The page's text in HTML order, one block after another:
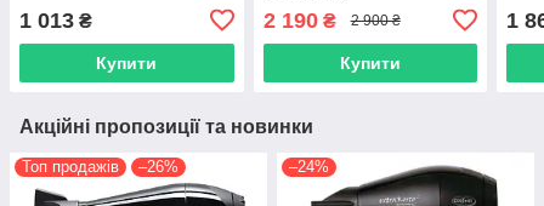
1 013 ₴
Купити
2 190₴ 2 900 ₴
Купити
1
Акційні пропозиції та новинки
Топ продажів –26% –24%